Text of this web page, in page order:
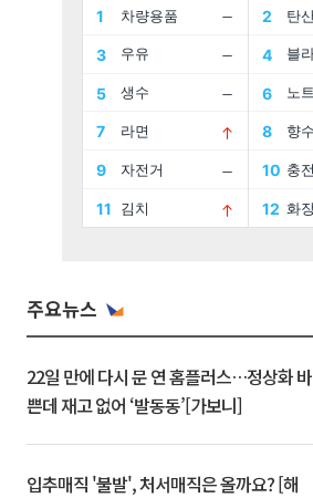
주요뉴스
22일 만에 다시 문 연 홈플러스…정상화 바
쁜데 재고 없어 ‘발동동’[가보니]
입추매직 '불발', 처서매직은 올까요? [해